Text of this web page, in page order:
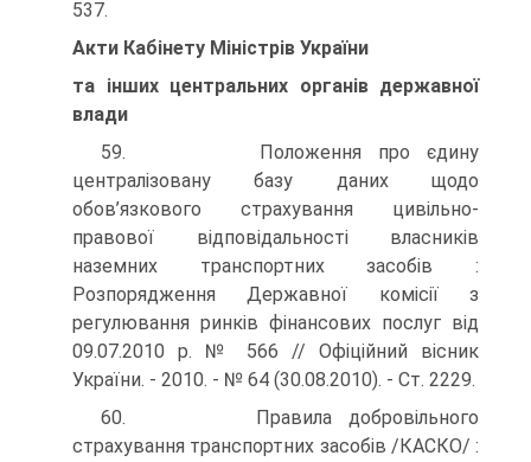
537.
Акти Кабінету Міністрів України
та інших центральних органів державної
влади
59. Положення про єдину
централізовану базу даних щодо
обов’язкового страхування цивільно-
правової відповідальності влас­ників
наземних транспортних засобів :
Розпорядження Державної комісії з
регулювання ринків фінансових послуг від
09.07.2010 р. № 566 // Офіційний вісник
України. - 2010. - № 64 (30.08.2010). - Ст. 2229.
60. Правила добровільного
страхування транспортних засобів /КАСКО/ :